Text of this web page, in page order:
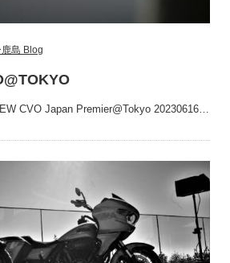
島 Blog
CVO Japan Premier@Tokyo 20230616…